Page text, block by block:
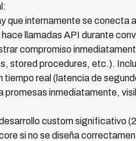
que internamente se
llamadas API durante
compromiso
stored procedures, etc.).
tiempo real (latencia de
promesas inmediatamente,
custom significativo
si no se diseña